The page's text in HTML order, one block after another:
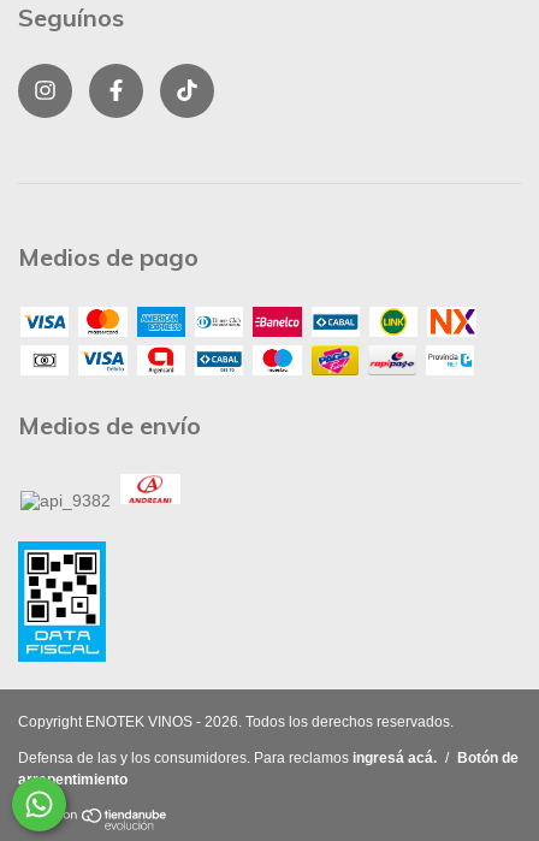
Seguínos
Medios de pago
Medios de envío
Copyright ENOTEK VINOS - 2026. Todos los derechos reservados.
Defensa de las y los consumidores. Para reclamos ingresá acá. /
Botón de
arrepentimiento